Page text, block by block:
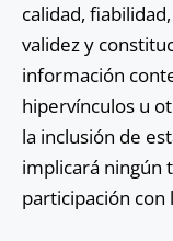
calidad,
validez y
información
hipervínculos u
la inclusión de
implicará ningún
participación con